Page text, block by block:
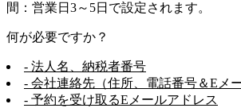
間：営業日3～5日で設定されます。
何が必要ですか？
- 法人名、納税者番号
- 会社連絡先（住所、電話番号＆Eメー
- 予約を受け取るEメールアドレス